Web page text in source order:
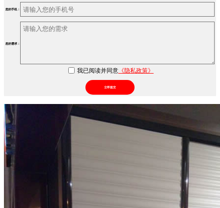
您的手机：
您的需求：
我已阅读并同意《隐私政策》
立即提交